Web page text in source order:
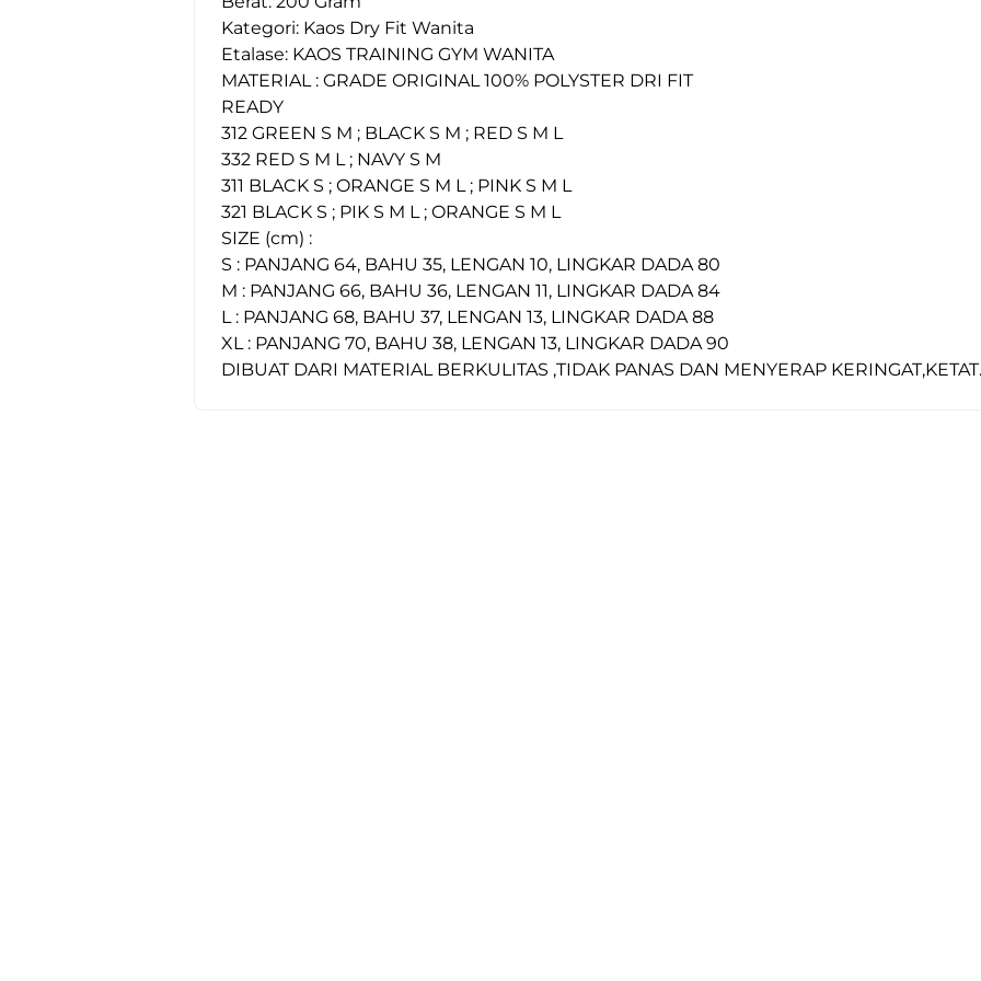
Kategori: Kaos Dry Fit Wanita
Etalase: KAOS TRAINING GYM WANITA
MATERIAL : GRADE ORIGINAL 100% POLYSTER DRI FIT
READY
312 GREEN S M ; BLACK S M ; RED S M L
332 RED S M L ; NAVY S M
311 BLACK S ; ORANGE S M L ; PINK S M L
321 BLACK S ; PIK S M L ; ORANGE S M L
SIZE (cm) :
S : PANJANG 64, BAHU 35, LENGAN 10, LINGKAR DADA 80
M : PANJANG 66, BAHU 36, LENGAN 11, LINGKAR DADA 84
L : PANJANG 68, BAHU 37, LENGAN 13, LINGKAR DADA 88
XL : PANJANG 70, BAHU 38, LENGAN 13, LINGKAR DADA 90
DIBUAT DARI MATERIAL BERKULITAS ,TIDAK PANAS DAN MENYERAP KERINGAT,KETAT.